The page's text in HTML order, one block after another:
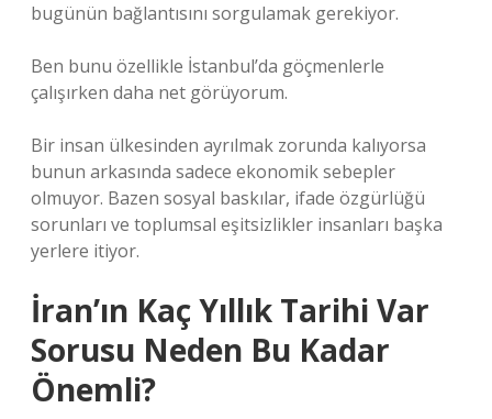
bugünün bağlantısını sorgulamak gerekiyor.
Ben bunu özellikle İstanbul’da göçmenlerle
çalışırken daha net görüyorum.
Bir insan ülkesinden ayrılmak zorunda kalıyorsa
bunun arkasında sadece ekonomik sebepler
olmuyor. Bazen sosyal baskılar, ifade özgürlüğü
sorunları ve toplumsal eşitsizlikler insanları başka
yerlere itiyor.
İran’ın Kaç Yıllık Tarihi Var
Sorusu Neden Bu Kadar
Önemli?